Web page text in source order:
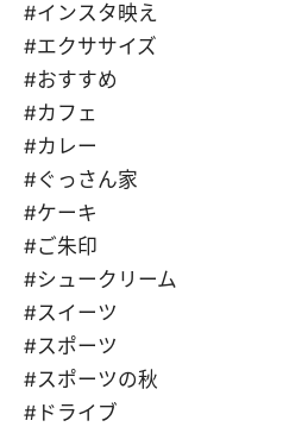
#インスタ映え
#エクササイズ
#おすすめ
#カフェ
#カレー
#ぐっさん家
#ケーキ
#ご朱印
#シュークリーム
#スイーツ
#スポーツ
#スポーツの秋
#ドライブ